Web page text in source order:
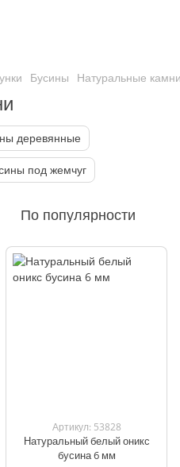
Бусины Натуральные
деревянные
под жемчуг
По популярности
Артикул: 53828
Натуральный белый оникс
бусина 6 мм